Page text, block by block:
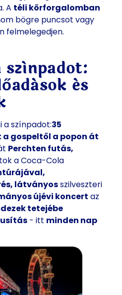
A téli körforgalomban
bögre puncsot vagy
felmelegedjen.
és
a színpadot:35
a gospeltől a popon át
Perchten futás,
a Coca-Cola
látványosszilveszteri
újévi koncert az
tetejébe
- itt minden nap